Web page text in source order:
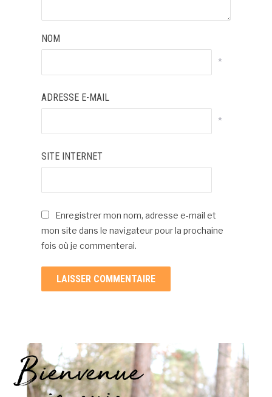
NOM
*
ADRESSE E-MAIL
*
SITE INTERNET
Enregistrer mon nom, adresse e-mail et
mon site dans le navigateur pour la prochaine
fois où je commenterai.